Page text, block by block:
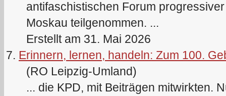
antifaschistischen Forum
Moskau teilgenommen. ...
Erstellt am 31. Mai 2026
7. Erinnern, lernen, handeln: Zum 100.
(RO Leipzig-Umland)
... die KPD, mit Beiträgen mitwirkten.